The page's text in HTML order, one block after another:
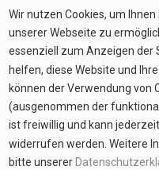
Wir nutzen Cookies, um
unserer Webseite zu
essenziell zum Anzeigen der
helfen, diese Website und
können der Verwendung von
(ausgenommen der
ist freiwillig und kann
widerrufen werden. Weitere
bitte unserer